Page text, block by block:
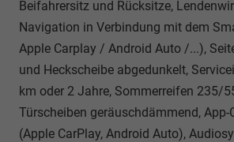
Beifahrersitz und Rücksitze,
Navigation in Verbindung mit dem
Apple Carplay / Android Auto /...),
und Heckscheibe abgedunkelt,
km oder 2 Jahre, Sommerreifen 235/
Türscheiben geräuschdämmend, App-
(Apple CarPlay, Android Auto),